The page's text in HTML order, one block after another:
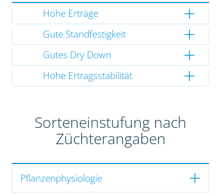
Hohe Erträge
Gute Standfestigkeit
Gutes Dry Down
Hohe Ertragsstabilität
Sorteneinstufung nach
Züchterangaben
Pflanzenphysiologie